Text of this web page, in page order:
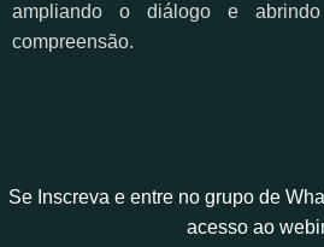
ampliando o diálogo e
compreensão.
Se Inscreva e entre no grupo de
acesso ao